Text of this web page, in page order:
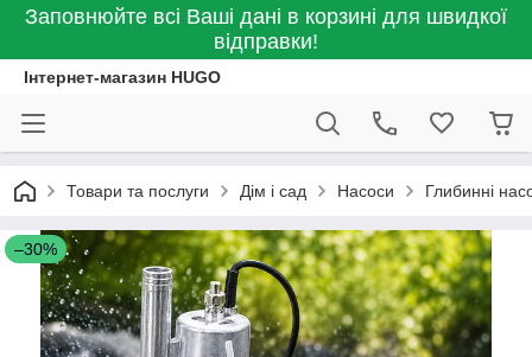
Заповнюйте всі Ваші дані в корзині для швидкої
відправки!
Інтернет-магазин HUGO
Товари та послуги Дім і сад Насоси Глибинні
–30%